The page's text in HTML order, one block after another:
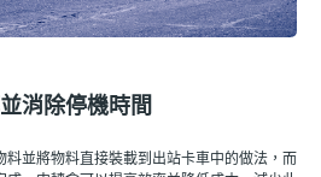
消除停機時間
料並將物料直接裝載到出站卡車中的做法，而